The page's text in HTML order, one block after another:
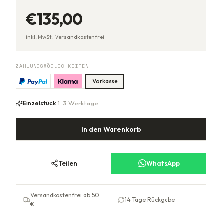
€135,00
inkl. MwSt. ·Versandkostenfrei
ZAHLUNGSMÖGLICHKEITEN
Vorkasse
Einzelstück· 1–3 Werktage
In den Warenkorb
Teilen WhatsApp
Versandkostenfrei ab 50
€
14 Tage Rückgabe